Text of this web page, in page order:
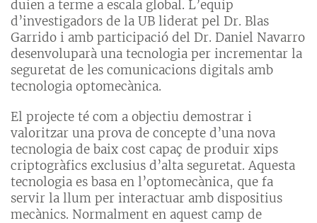
duien a terme a escala global. L’equip
d’investigadors de la UB liderat pel Dr. Blas
Garrido i amb participació del Dr. Daniel Navarro
desenvoluparà una tecnologia per incrementar la
seguretat de les comunicacions digitals amb
tecnologia optomecànica.
El projecte té com a objectiu demostrar i
valoritzar una prova de concepte d’una nova
tecnologia de baix cost capaç de produir xips
criptogràfics exclusius d’alta seguretat. Aquesta
tecnologia es basa en l’optomecànica, que fa
servir la llum per interactuar amb dispositius
mecànics. Normalment en aquest camp de